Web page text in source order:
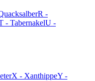
R -
- TabernakelU -
X - XanthippeY -